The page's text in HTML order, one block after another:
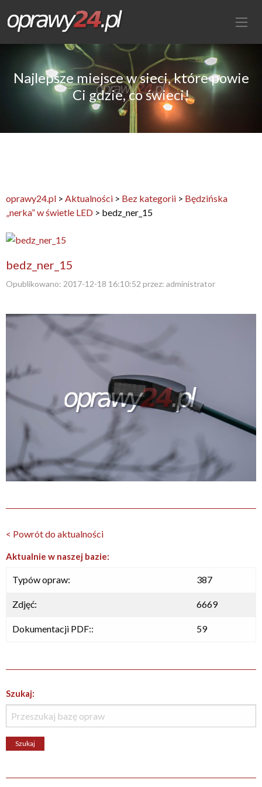
Najlepsze miejsce w sieci, które powie
Ci gdzie, co świeci!
oprawy24.pl > Aktualności > Bez kategorii > Będzińska
„nerka” w świetle LED > bedz_ner_15
bedz_ner_15
Opublikowano: 2017-12-18 16:10:52 przez: administrator
< Powrót do aktualności
Aktualnie w naszej bazie:
Typów opraw: 387
Zdjęć: 6669
Dokumentacji PDF:: 59
Szukaj: